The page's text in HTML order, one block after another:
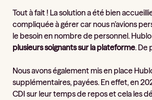
Tout à fait ! La solution a été bien
compliquée à gérer car nous n’avions
le besoin en nombre de personnel.
plusieurs soignants sur la plateforme. De
Nous avons également mis en place
supplémentaires, payées. En effet, en
CDI sur leur temps de repos et cela les